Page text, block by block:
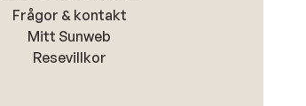
Frågor & kontakt
Mitt Sunweb
Resevillkor